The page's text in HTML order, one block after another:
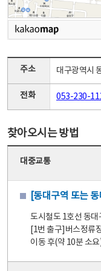
주소 대구광역시
전화 053-230-
찾아오시는 방법
대중교통
[동대구역 또는
도시철도 1호선 동
[1번 출구]버스정류
이동 후(약 10분 소